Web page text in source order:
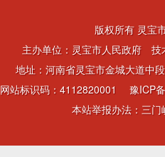
版权所有 灵宝
主办单位：灵宝市人民政府 技
地址：河南省灵宝市金城大道
网站标识码：4112820001 豫ICP
本站举报办法：三